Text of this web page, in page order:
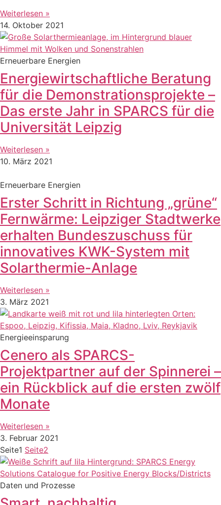
Weiterlesen »
14. Oktober 2021
Erneuerbare Energien
Energiewirtschaftliche Beratung
für die Demonstrationsprojekte –
Das erste Jahr in SPARCS für die
Universität Leipzig
Weiterlesen »
10. März 2021
Erneuerbare Energien
Erster Schritt in Richtung „grüne“
Fernwärme: Leipziger Stadtwerke
erhalten Bundeszuschuss für
innovatives KWK-System mit
Solarthermie-Anlage
Weiterlesen »
3. März 2021
Energieeinsparung
Cenero als SPARCS-
Projektpartner auf der Spinnerei –
ein Rückblick auf die ersten zwölf
Monate
Weiterlesen »
3. Februar 2021
Seite1 Seite2
Daten und Prozesse